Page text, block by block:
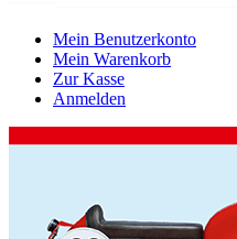
Mein Benutzerkonto
Mein Warenkorb
Zur Kasse
Anmelden